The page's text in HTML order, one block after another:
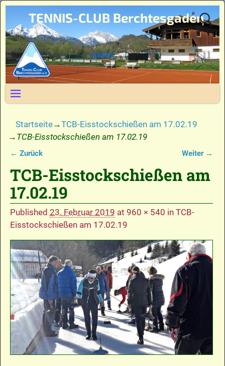
TENNIS-CLUB Berchtesgaden
Startseite→TCB-Eisstockschießen am 17.02.19
→ TCB-Eisstockschießen am 17.02.19
← Zurück Weiter →
TCB-Eisstockschießen am
17.02.19
Published 23. Februar 2019 at 960 × 540 in TCB-
Eisstockschießen am 17.02.19